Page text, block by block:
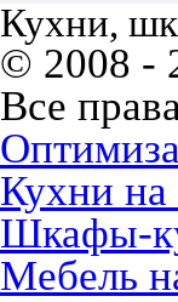
Кухни,
© 2008 -
Все
Кухни на
Шкафы-
Мебель